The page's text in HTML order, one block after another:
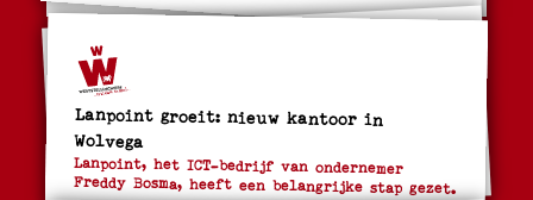
Lanpoint groeit: nieuw kantoor in
Wolvega
Lanpoint, het ICT-bedrijf van ondernemer
Freddy Bosma, heeft een belangrijke stap gezet.